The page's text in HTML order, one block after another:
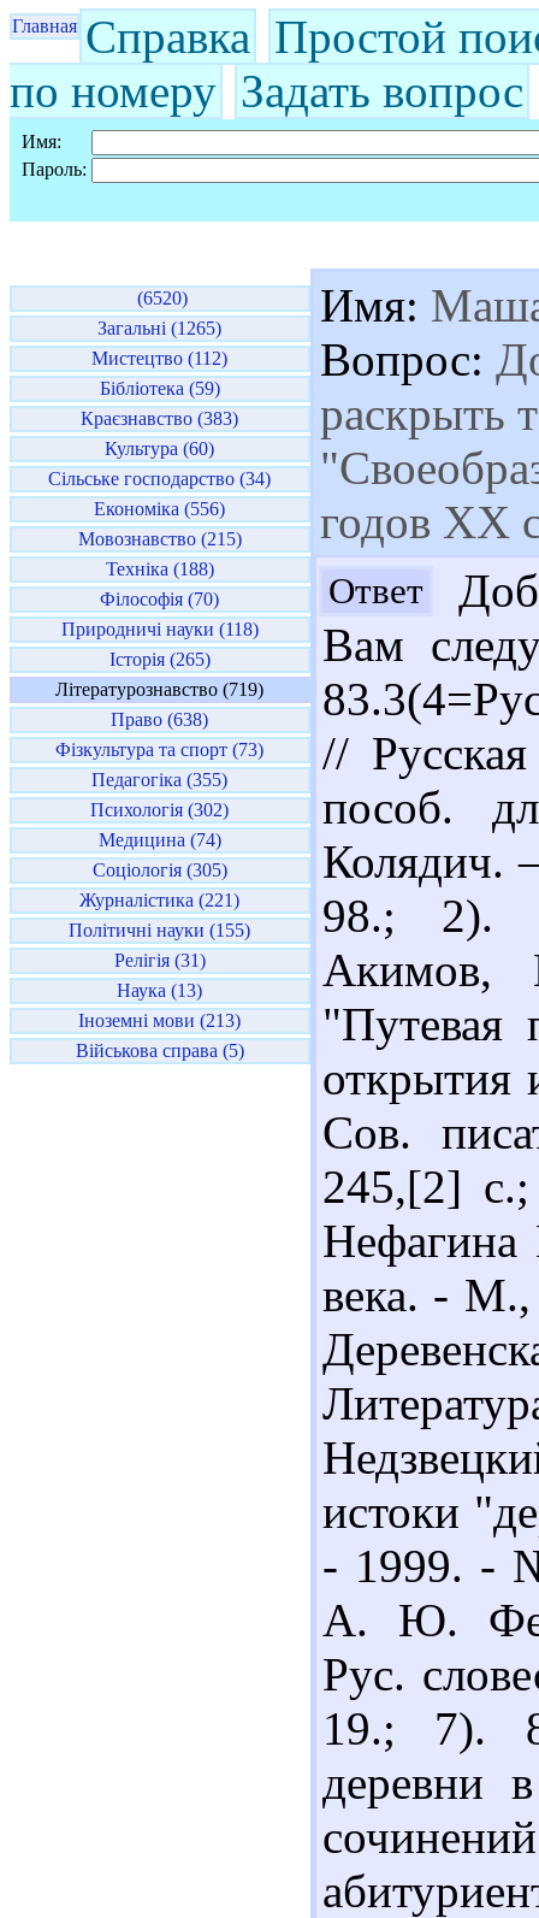
Главная Справка Простой
по номеру Задать вопрос
Имя:
Пароль:
(6520)
Загальні (1265)
Мистецтво (112)
Бібліотека (59)
Краєзнавство (383)
Культура (60)
Сільське господарство (34)
Економіка (556)
Мовознавство (215)
Техніка (188)
Філософія (70)
Природничі науки (118)
Історія (265)
Літературознавство (719)
Право (638)
Фізкультура та спорт (73)
Педагогіка (355)
Психологія (302)
Медицина (74)
Соціологія (305)
Журналістика (221)
Політичні науки (155)
Релігія (31)
Наука (13)
Іноземні мови (213)
Військова справа (5)
Имя:
Вопрос:
раскрыть
годов ХХ
Ответ
Вам
//
пособ.
Колядич.
98.; 2).
"Путевая
Сов.
245,[2]
века. -
истоки
- 1999. -
А. Ю.
Рус.
19.; 7).
деревни